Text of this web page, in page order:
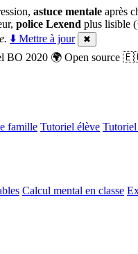
astuce mentale après
police Lexend plus lisible
⬇️ Mettre à jour ✖
BO 2020 🌍 Open source
famille Tutoriel élève Tutoriel
Calcul mental en classe